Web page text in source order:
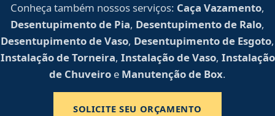
Conheça também nossos serviços: Caça Vazamento,
Desentupimento de Pia, Desentupimento de Ralo,
Desentupimento de Vaso, Desentupimento de Esgoto,
Instalação de Torneira, Instalação de Vaso, Instalação
de Chuveiro e Manutenção de Box.
SOLICITE SEU ORÇAMENTO